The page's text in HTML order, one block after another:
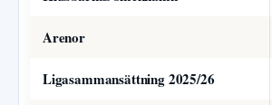
Arenor
Ligasammansättning 2025/26